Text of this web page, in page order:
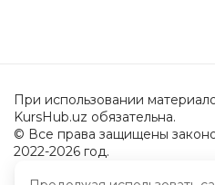
При использовании
KursHub.uz обязательна.
© Все права защищены
2022-2026 год.